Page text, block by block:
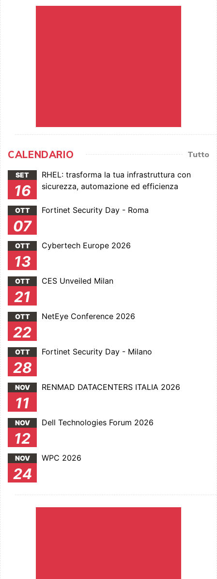
CALENDARIO Tutto
SET
16
RHEL: trasforma la tua infrastruttura con
sicurezza, automazione ed efficienza
OTT
07
Fortinet Security Day - Roma
OTT
13
Cybertech Europe 2026
OTT
21
CES Unveiled Milan
OTT
22
NetEye Conference 2026
OTT
28
Fortinet Security Day - Milano
NOV
11
RENMAD DATACENTERS ITALIA 2026
NOV
12
Dell Technologies Forum 2026
NOV
24
WPC 2026